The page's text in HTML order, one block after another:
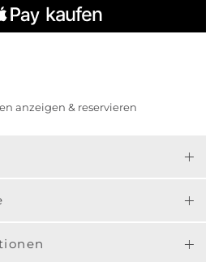
anzeigen & reservieren